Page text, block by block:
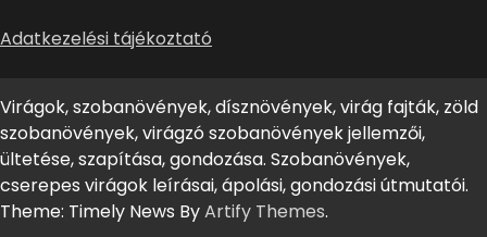
Adatkezelési tájékoztató
Virágok, szobanövények, dísznövények, virág fajták, zöld
szobanövények, virágzó szobanövények jellemzői,
ültetése, szapítása, gondozása. Szobanövények,
cserepes virágok leírásai, ápolási, gondozási útmutatói.
Theme: Timely News ByArtify Themes.